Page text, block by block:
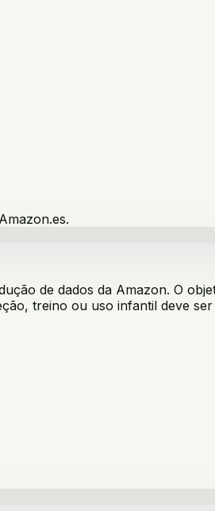
de dados da Amazon. O
treino ou uso infantil deve